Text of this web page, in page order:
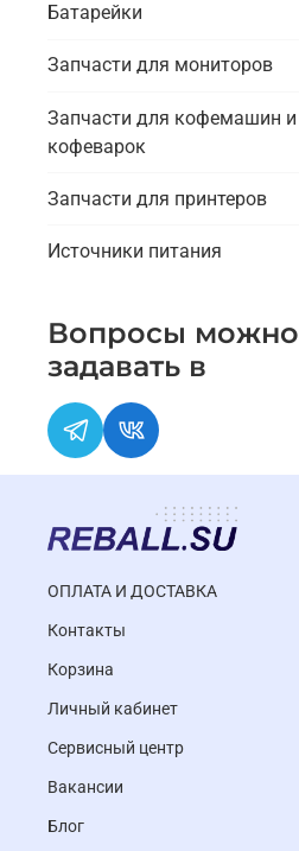
Батарейки
Запчасти для мониторов
Запчасти для кофемашин и
кофеварок
Запчасти для принтеров
Источники питания
Вопросы можно
задавать в
ОПЛАТА И ДОСТАВКА
Контакты
Корзина
Личный кабинет
Cервисный центр
Вакансии
Блог